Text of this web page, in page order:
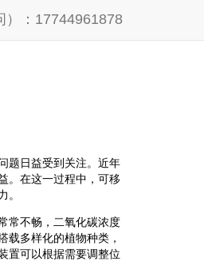
）：17744961878
题日益受到关注。近年
。在这一过程中，可移
。
常不畅，二氧化碳浓度
载多样化的植物种类，
置可以根据需要调整位